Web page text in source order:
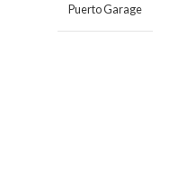
Puerto Garage